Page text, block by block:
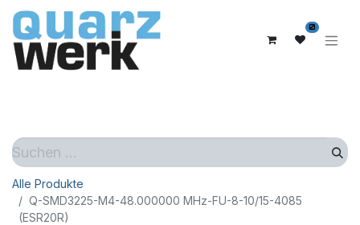
0
Alle Produkte
Q-SMD3225-M4-48.000000 MHz-FU-8-10/15-4085
(ESR20R)